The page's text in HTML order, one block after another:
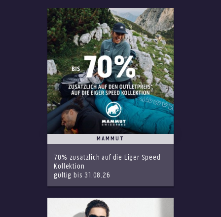
MAMMUT
70% zusätzlich auf die Eiger Speed
Kollektion
gültig bis 31.08.26